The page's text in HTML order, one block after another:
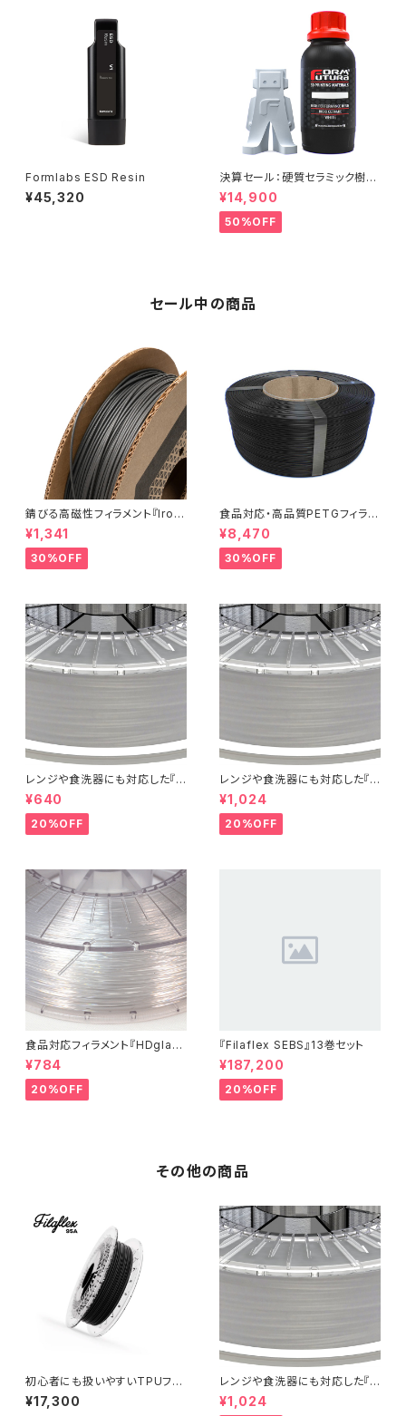
Formlabs ESD Resin
¥45,320
決算セール：硬質セラミック樹脂
『Rigid Ceramic Resin：750
ml』
¥14,900
50%OFF
セール中の商品
錆びる高磁性フィラメント『Iron
-filled Metal Composite P
LA』：お試しサンプル 10M
¥1,341
30%OFF
食品対応・高品質PETGフィラメ
ント『EasyFil ePETG（Bambu
Coil）』
¥8,470
30%OFF
レンジや食洗器にも対応した『C
entaur PP』：お試しサンプル 5
M
¥640
20%OFF
レンジや食洗器にも対応した『C
entaur PP』：お試しサンプル 1
0M
¥1,024
20%OFF
食品対応フィラメント『HDglas
s』：お試しサンプル 10M
¥784
20%OFF
『Filaflex SEBS』13巻セット
¥187,200
20%OFF
その他の商品
初心者にも扱いやすいTPUフィ
ラメント『Filaflex 95A』
¥17,300
レンジや食洗器にも対応した『C
entaur PP』：お試しサンプル 1
0M
¥1,024